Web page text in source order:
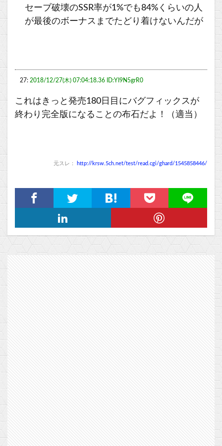
セーブ破壊のSSR率が1%でも84%くらいの人
が最後のボーナスまでたどり着けないんだが
27: 2018/12/27(木) 07:04:18.36 ID:YI9N5grR0
これはきっと発売180日目にバグフィックスが
終わり完全版になることの布石だよ！（適当）
元スレ： http://krsw.5ch.net/test/read.cgi/ghard/1545858446/